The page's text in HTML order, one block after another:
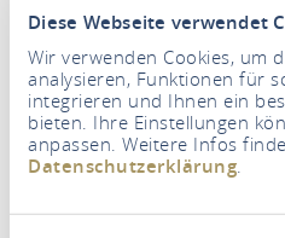
Diese Webseite verwendet
Wir verwenden Cookies, um
analysieren, Funktionen für
integrieren und Ihnen ein
bieten. Ihre Einstellungen
anpassen. Weitere Infos
Datenschutzerklärung
Santé : Dans le village, il y a
généraliste et un cabinet de